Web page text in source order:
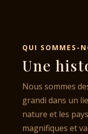
QUI SOMMES-
Une
Nous sommes
grandi dans un
nature et les
magnifiques et